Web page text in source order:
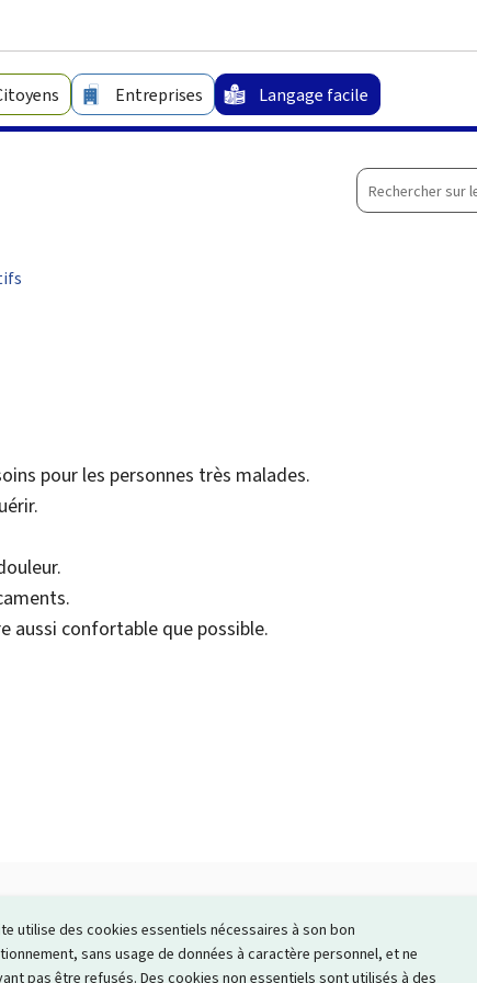
utilise des cookies essentiels nécessaires à son bon
sans usage de données à caractère personnel, et ne
pas être refusés. Des cookies non essentiels sont utilisés à des
Entreprises Langage facile
Rechercher
sur
pour les personnes très malades.
aussi confortable que possible.
par e-mail S’inscrire à la newsletter